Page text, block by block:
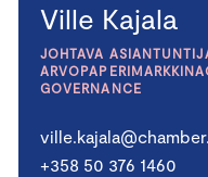
Ville Kajala
JOHTAVA
GOVERNANCE
+358 50 376 1460